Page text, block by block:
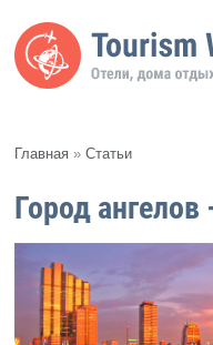
Главная »Статьи
Город ангелов